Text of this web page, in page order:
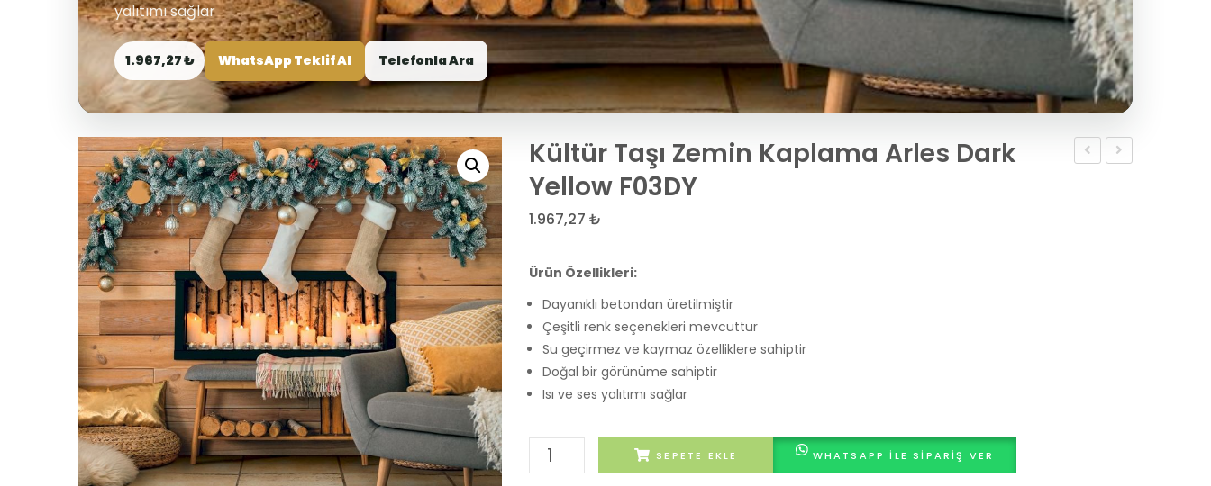
yalıtımı sağlar
1.967,27 ₺ WhatsApp Teklif Al Telefonla Ara
Kültür Taşı Zemin Kaplama Arles Dark
Yellow F03DY
1.967,27 ₺
Ürün Özellikleri:
Dayanıklı betondan üretilmiştir
Çeşitli renk seçenekleri mevcuttur
Su geçirmez ve kaymaz özelliklere sahiptir
Doğal bir görünüme sahiptir
Isı ve ses yalıtımı sağlar
Kültür
Taşı
SEPETE EKLE WHATSAPP ILE SIPARIŞ VER